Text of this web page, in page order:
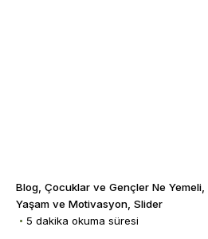
Blog Çocuklar ve Gençler Ne Yemeli
Yaşam ve Motivasyon Slider
5 dakika okuma süresi